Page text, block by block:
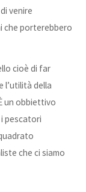
venire
che porterebbero
cioè di far
l’utilità della
un obbiettivo
pescatori
che ci siamo